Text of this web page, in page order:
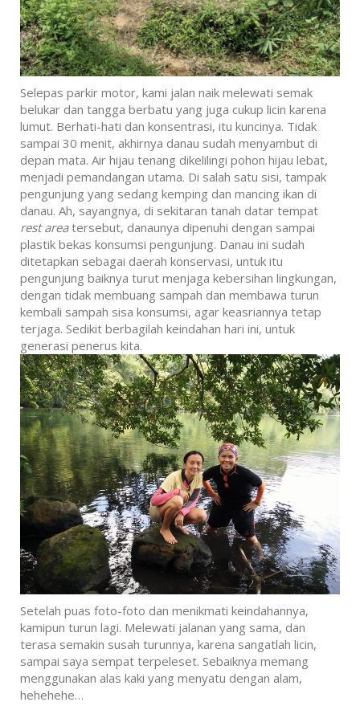
Selepas parkir motor, kami jalan naik melewati semak
belukar dan tangga berbatu yang juga cukup licin karena
lumut. Berhati-hati dan konsentrasi, itu kuncinya. Tidak
sampai 30 menit, akhirnya danau sudah menyambut di
depan mata. Air hijau tenang dikelilingi pohon hijau lebat,
menjadi pemandangan utama. Di salah satu sisi, tampak
pengunjung yang sedang kemping dan mancing ikan di
danau. Ah, sayangnya, di sekitaran tanah datar tempat
rest areatersebut, danaunya dipenuhi dengan sampai
plastik bekas konsumsi pengunjung. Danau ini sudah
ditetapkan sebagai daerah konservasi, untuk itu
pengunjung baiknya turut menjaga kebersihan lingkungan,
dengan tidak membuang sampah dan membawa turun
kembali sampah sisa konsumsi, agar keasriannya tetap
terjaga. Sedikit berbagilah keindahan hari ini, untuk
generasi penerus kita.
Setelah puas foto-foto dan menikmati keindahannya,
kamipun turun lagi. Melewati jalanan yang sama, dan
terasa semakin susah turunnya, karena sangatlah licin,
sampai saya sempat terpeleset. Sebaiknya memang
menggunakan alas kaki yang menyatu dengan alam,
hehehehe…